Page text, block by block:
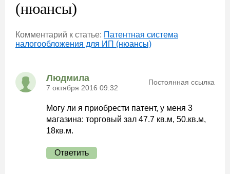
(нюансы)
Комментарий к статье: Патентная система
налогообложения для ИП (нюансы)
Людмила
7 октября 2016 09:32
Постоянная ссылка
Могу ли я приобрести патент, у меня 3
магазина: торговый зал 47.7 кв.м, 50.кв.м,
18кв.м.
Ответить